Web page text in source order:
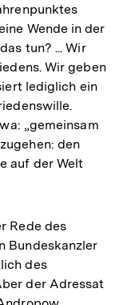
Wende in der
tun? ... Wir
Wir geben
lediglich ein
„gemeinsam
den
auf der Welt
Rede des
Bundeskanzler
des
der Adressat